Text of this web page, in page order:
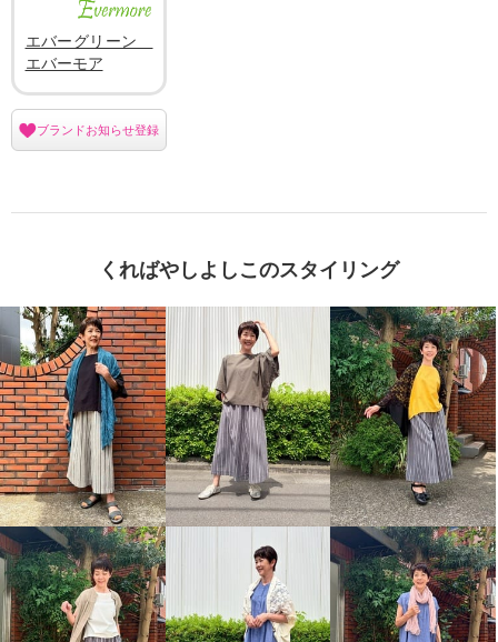
エバーグリーン
エバーモア
ブランドお知らせ登録
くればやしよしこのスタイリング